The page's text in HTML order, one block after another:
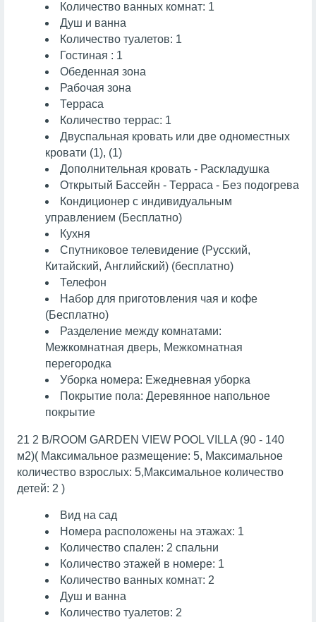
Количество ванных комнат: 1
Душ и ванна
Количество туалетов: 1
Гостиная : 1
Обеденная зона
Рабочая зона
Терраса
Количество террас: 1
Двуспальная кровать или две одноместных
кровати (1), (1)
Дополнительная кровать - Раскладушка
Открытый Бассейн - Терраса - Без подогрева
Кондиционер с индивидуальным
управлением (Бесплатно)
Кухня
Спутниковое телевидение (Русский,
Китайский, Английский) (бесплатно)
Телефон
Набор для приготовления чая и кофе
(Бесплатно)
Разделение между комнатами:
Межкомнатная дверь, Межкомнатная
перегородка
Уборка номера: Ежедневная уборка
Покрытие пола: Деревянное напольное
покрытие
21 2 B/ROOM GARDEN VIEW POOL VILLA (90 - 140
м2)( Максимальное размещение: 5, Максимальное
количество взрослых: 5,Максимальное количество
детей: 2 )
Вид на сад
Номера расположены на этажах: 1
Количество спален: 2 спальни
Количество этажей в номере: 1
Количество ванных комнат: 2
Душ и ванна
Количество туалетов: 2